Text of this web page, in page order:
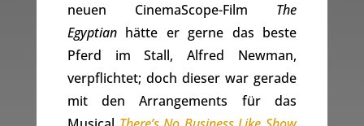
neuen CinemaScope-Film The
Egyptianhätte er gerne das beste
Pferd im Stall, Alfred Newman,
verpflichtet; doch dieser war gerade
mit den Arrangements für das